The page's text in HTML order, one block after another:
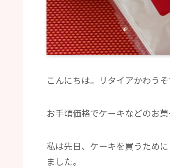
こんにちは。リタイアかわうそ
お手頃価格でケーキなどのお
私は先日、ケーキを買うため
ました。